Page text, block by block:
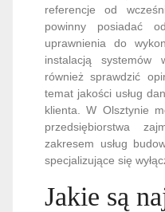
referencje od
powinny posiadać
uprawnienia do
instalacją systemów
również sprawdzić
temat jakości usług
klienta. W Olsztynie
przedsiębiorstwa
zakresem usług
specjalizujące się
Jakie są